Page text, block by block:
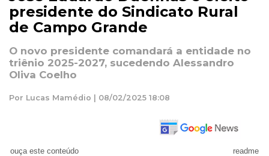
presidente do Sindicato Rural
de Campo Grande
O novo presidente comandará a entidade no
triênio 2025-2027, sucedendo Alessandro
Oliva Coelho
Por Lucas Mamédio | 08/02/2025 18:08
ouça este conteúdo readme